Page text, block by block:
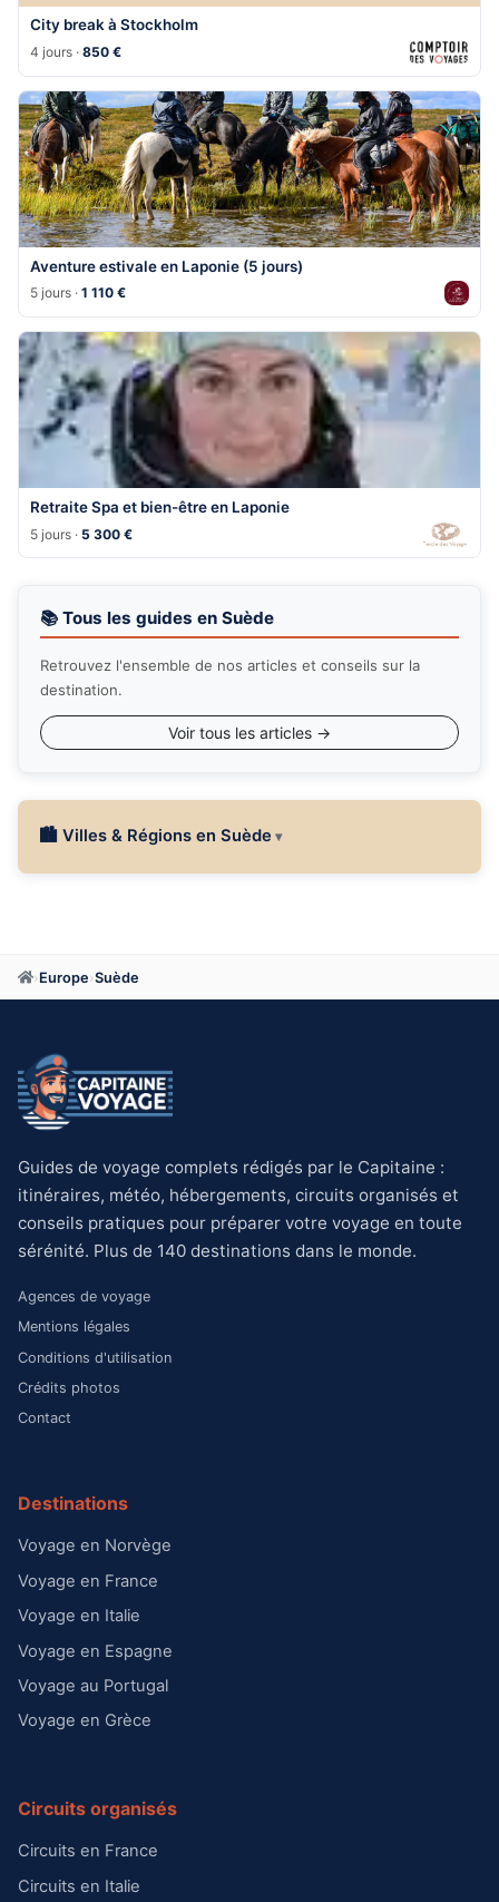
City break à Stockholm
4 jours ·850 €
Aventure estivale en Laponie (5 jours)
5 jours ·1 110 €
Retraite Spa et bien-être en Laponie
5 jours · 5 300 €
📚 Tous les guides en Suède
Retrouvez l'ensemble de nos articles et conseils sur la
destination.
Voir tous les articles →
🏙 Villes & Régions en Suède
› Europe›Suède
Guides de voyage complets rédigés par le Capitaine :
itinéraires, météo, hébergements, circuits organisés et
conseils pratiques pour préparer votre voyage en toute
sérénité. Plus de 140 destinations dans le monde.
Agences de voyage
Mentions légales
Conditions d'utilisation
Crédits photos
Contact
Destinations
Voyage en Norvège
Voyage en France
Voyage en Italie
Voyage en Espagne
Voyage au Portugal
Voyage en Grèce
Circuits organisés
Circuits en France
Circuits en Italie